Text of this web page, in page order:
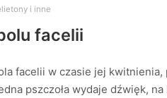
i inne
facelii
facelii w czasie jej
pszczoła wydaje dźwięk,